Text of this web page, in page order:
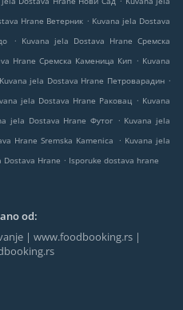
Hrane Ветерник . Kuvana jela Dostava
. Kuvana jela Dostava Hrane Сремска
Hrane Сремска Каменица Кип . Kuvana
Kuvana jela Dostava Hrane Петроварадин .
jela Dostava Hrane Раковац . Kuvana
jela Dostava Hrane Футог . Kuvana jela
Hrane Sremska Kamenica . Kuvana jela
Dostava Hrane . Isporuke dostava hrane
od:
| www.foodbooking.rs |